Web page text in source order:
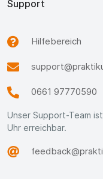
Support
Hilfebereich
0661 97770590
Unser Support-Team
Uhr erreichbar.